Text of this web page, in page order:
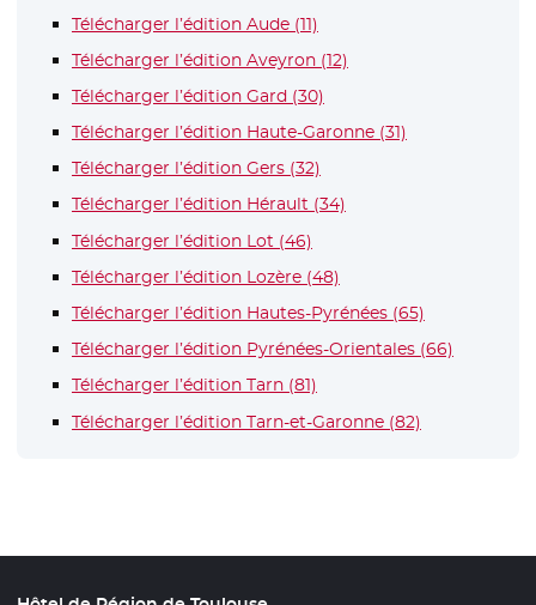
Télécharger l’édition Aude (11)
Télécharger l’édition Aveyron (12)
Télécharger l’édition Gard (30)
Télécharger l’édition Haute-Garonne (31)
Télécharger l’édition Gers (32)
Télécharger l’édition Hérault (34)
Télécharger l’édition Lot (46)
Télécharger l’édition Lozère (48)
Télécharger l’édition Hautes-Pyrénées (65)
Télécharger l’édition Pyrénées-Orientales (66)
Télécharger l’édition Tarn (81)
Télécharger l’édition Tarn-et-Garonne (82)